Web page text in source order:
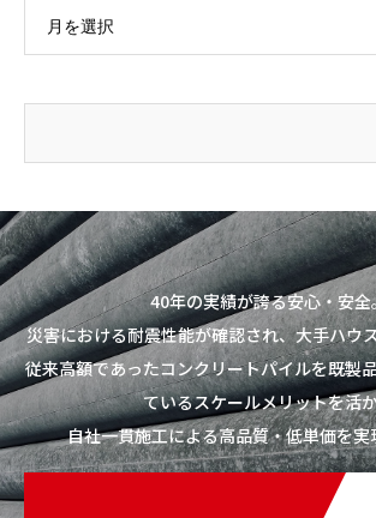
月を選択
40年の実績が誇る安心・安全
災害における耐震性能が確認され、大手ハウ
従来高額であったコンクリートパイルを既製
ているスケールメリットを活
自社一貫施工による高品質・低単価を